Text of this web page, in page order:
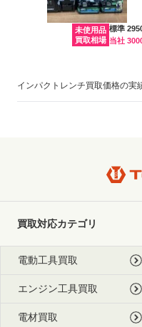
未使用品
買取相場
標準
当社
インパクトレンチ買取価格の実
買取対応カテゴリ
電動工具買取
エンジン工具買取
電材買取